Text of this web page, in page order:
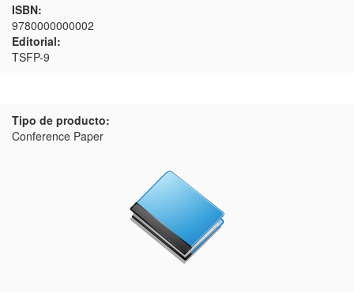
ISBN:
9780000000002
Editorial:
TSFP-9
Tipo de producto:
Conference Paper